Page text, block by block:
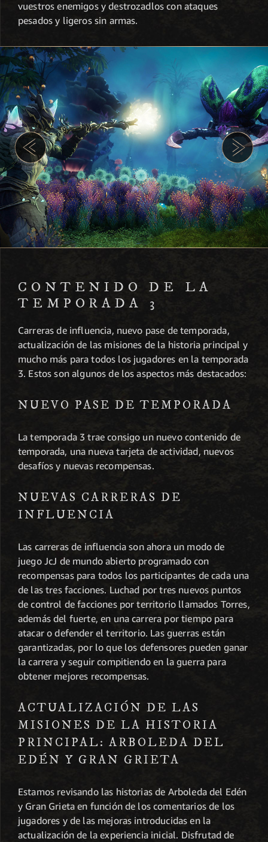
vuestros enemigos y destrozadlos con ataques
pesados y ligeros sin armas.
CONTENIDO DE LA
TEMPORADA 3
Carreras de influencia, nuevo pase de temporada,
actualización de las misiones de la historia principal y
mucho más para todos los jugadores en la temporada
3. Estos son algunos de los aspectos más destacados:
NUEVO PASE DE TEMPORADA
La temporada 3 trae consigo un nuevo contenido de
temporada, una nueva tarjeta de actividad, nuevos
desafíos y nuevas recompensas.
NUEVAS CARRERAS DE
INFLUENCIA
Las carreras de influencia son ahora un modo de
juego JcJ de mundo abierto programado con
recompensas para todos los participantes de cada una
de las tres facciones. Luchad por tres nuevos puntos
de control de facciones por territorio llamados Torres,
además del fuerte, en una carrera por tiempo para
atacar o defender el territorio. Las guerras están
garantizadas, por lo que los defensores pueden ganar
la carrera y seguir compitiendo en la guerra para
obtener mejores recompensas.
ACTUALIZACIÓN DE LAS
MISIONES DE LA HISTORIA
PRINCIPAL: ARBOLEDA DEL
EDÉN Y GRAN GRIETA
Estamos revisando las historias de Arboleda del Edén
y Gran Grieta en función de los comentarios de los
jugadores y de las mejoras introducidas en la
actualización de la experiencia inicial. Disfrutad de